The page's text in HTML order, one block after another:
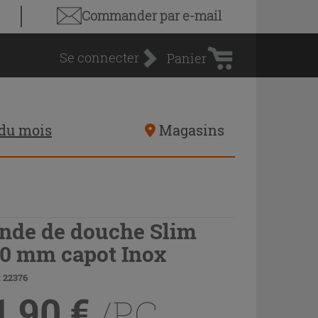
Commander par e-mail
Se connecter
d'achat
Panier
mois Magasins
de douche Slim
mm capot Inox
22376